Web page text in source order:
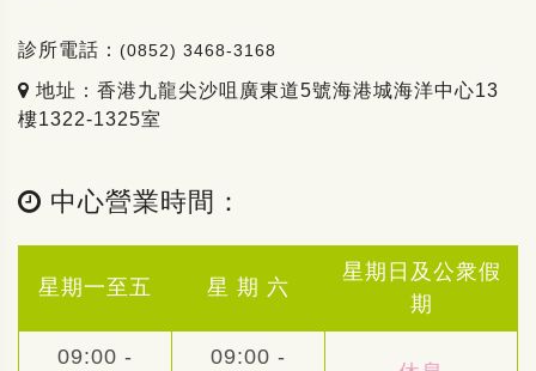
診所電話： (0852) 3468-3168
地址：香港九龍尖沙咀廣東道5號海港城海洋中心13
樓1322-1325室
中心營業時間：
星期一至五 星 期 六
星期日及公衆假
期
09:00 - 09:00 -